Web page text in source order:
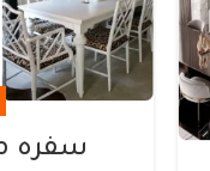
سفره